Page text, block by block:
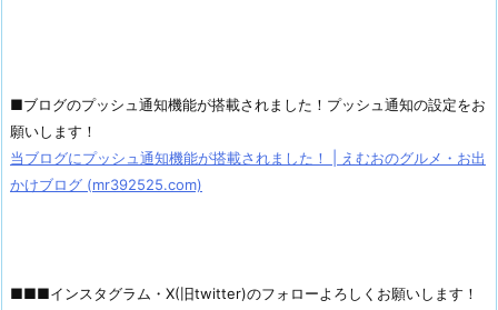
■ブログのプッシュ通知機能が搭載されました！プッシュ通知の設定をお
願いします！
当ブログにプッシュ通知機能が搭載されました！ | えむおのグルメ・お出
かけブログ (mr392525.com)
■■■インスタグラム・X(旧twitter)のフォローよろしくお願いします！